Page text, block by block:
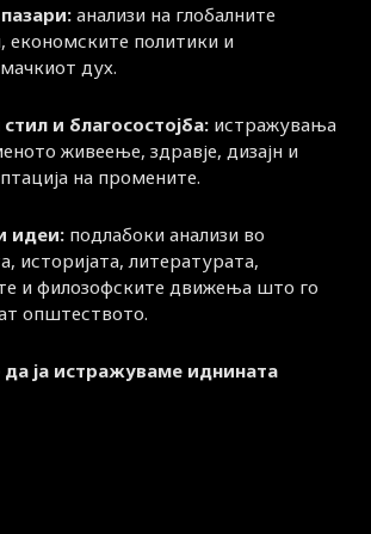
анализи на глобалните
економските политики и
дух.
и благосостојба: истражувања
живеење, здравје, дизајн и
на промените.
идеи: подлабоки анализи во
историјата, литературата,
и филозофските движења што го
општеството.
ја истражуваме иднината